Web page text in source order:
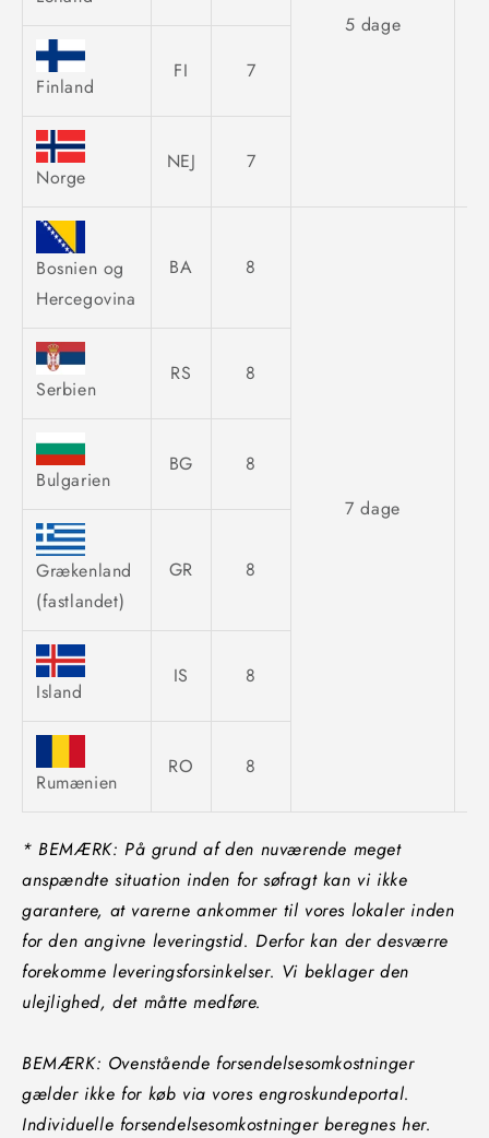
5 dage
Finland
FI 7
Norge
NEJ 7
Bosnien og
Hercegovina
BA 8
7 dage
Serbien
RS 8
Bulgarien
BG 8
Grækenland
(fastlandet)
GR 8
Island
IS 8
Rumænien
RO 8
* BEMÆRK: På grund af den nuværende meget
anspændte situation inden for søfragt kan vi ikke
garantere, at varerne ankommer til vores lokaler inden
for den angivne leveringstid. Derfor kan der desværre
forekomme leveringsforsinkelser. Vi beklager den
ulejlighed, det måtte medføre.
BEMÆRK: Ovenstående forsendelsesomkostninger
gælder ikke for køb via vores engroskundeportal.
Individuelle forsendelsesomkostninger beregnes her.